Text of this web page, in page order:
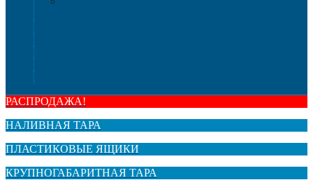
РАСПРОДАЖА!
НАЛИВНАЯ ТАРА
ПЛАСТИКОВЫЕ ЯЩИКИ
КРУПНОГАБАРИТНАЯ ТАРА